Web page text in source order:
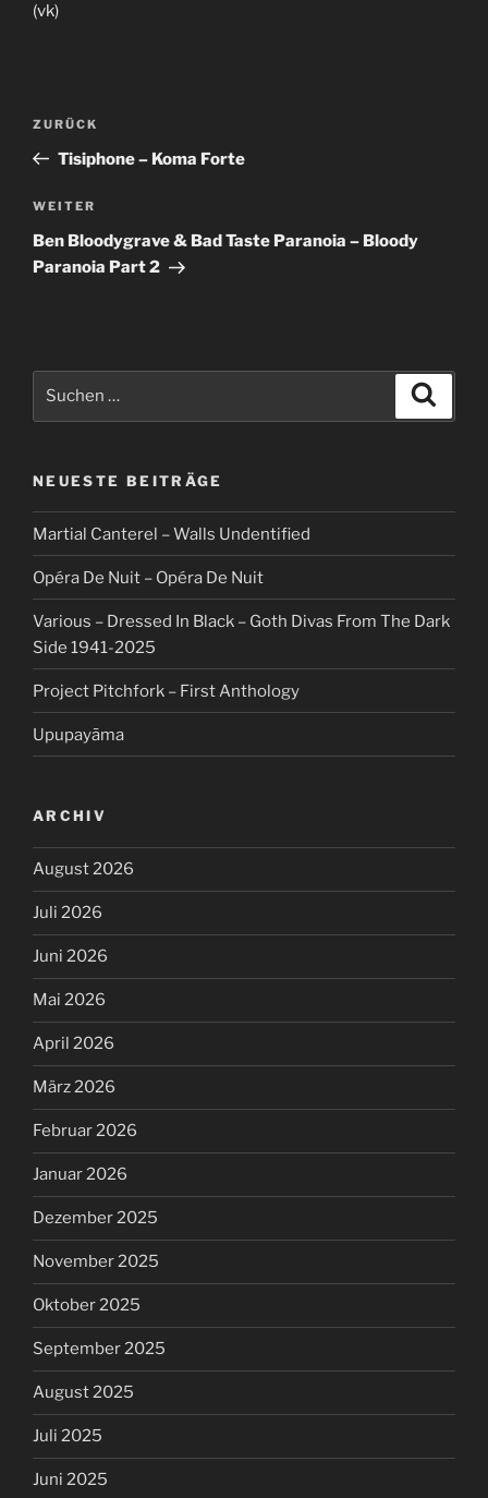
(vk)
Beitragsnavigation
Vorheriger
Beitrag
ZURÜCK
Tisiphone – Koma Forte
Nächster
Beitrag
WEITER
Ben Bloodygrave & Bad Taste Paranoia – Bloody
Paranoia Part 2
NEUESTE BEITRÄGE
Martial Canterel – Walls Undentified
Opéra De Nuit – Opéra De Nuit
Various – Dressed In Black – Goth Divas From The Dark
Side 1941-2025
Project Pitchfork – First Anthology
Upupayāma
ARCHIV
August 2026
Juli 2026
Juni 2026
Mai 2026
April 2026
März 2026
Februar 2026
Januar 2026
Dezember 2025
November 2025
Oktober 2025
September 2025
August 2025
Juli 2025
Juni 2025